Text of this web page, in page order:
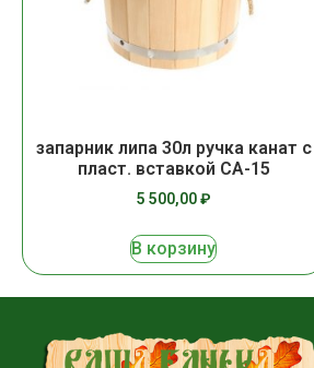
запарник липа 30л ручка канат с
пласт. вставкой СА-15
5 500,00₽
В корзину